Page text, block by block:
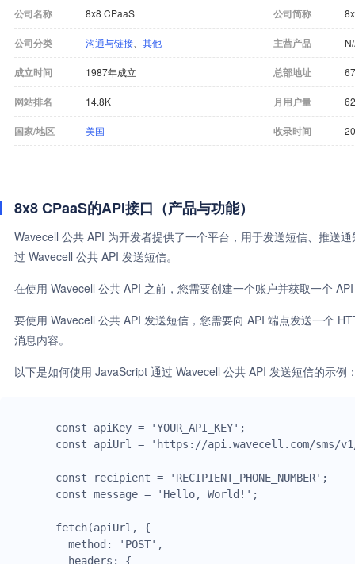
公司名称 8x8 CPaaS 公司简称
公司分类 沟通与链接 其他 主营产品
成立时间 1987年成立 总部地址
网站排名 14.8K 月用户量
国家/地区 美国 收录时间
8x8 CPaaS的API接口（产品与功能）
Wavecell 公共 API 为开发者提供了一个平台，用于发送短信、推送
过 Wavecell 公共 API 发送短信。
在使用 Wavecell 公共 API 之前，您需要创建一个账户并获取一个
要使用 Wavecell 公共 API 发送短信，您需要向 API 端点发送一个
消息内容。
以下是如何使用 JavaScript 通过 Wavecell 公共 API 发送短信的示例
const apiKey = 'YOUR_API_KEY';
const apiUrl = 'https://api.wavecell.com/sms/v1/
const recipient = 'RECIPIENT_PHONE_NUMBER';
const message = 'Hello, World!';
fetch(apiUrl, {